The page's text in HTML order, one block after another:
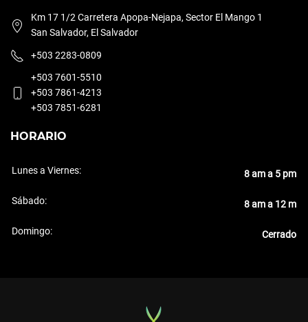
Km 17 1/2 Carretera Apopa-Nejapa, Sector El Mango 1
San Salvador, El Salvador
+503 2283-0809
+503 7601-5510
+503 7861-4213
+503 7851-6281
HORARIO
Lunes a Viernes: 8 am a 5 pm
Sábado: 8 am a 12 m
Domingo: Cerrado